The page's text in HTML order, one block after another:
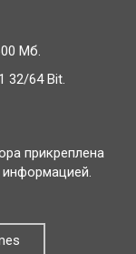
Мб.
32/64 Bit.
прикреплена
информацией.